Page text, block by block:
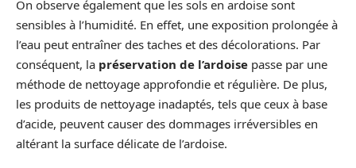
On observe également que les sols en ardoise sont
sensibles à l’humidité. En effet, une exposition prolongée à
l’eau peut entraîner des taches et des décolorations. Par
conséquent, la préservation de l’ardoise passe par une
méthode de nettoyage approfondie et régulière. De plus,
les produits de nettoyage inadaptés, tels que ceux à base
d’acide, peuvent causer des dommages irréversibles en
altérant la surface délicate de l’ardoise.